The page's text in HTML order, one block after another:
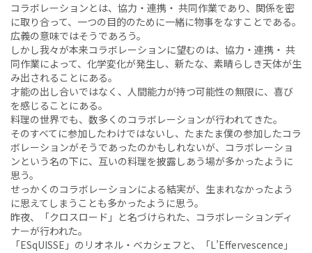
コラボレーションとは、協力・連携・ 共同作業であり、関係を密
に取り合って、一つの目的のために一緒に物事をなすことである。
広義の意味ではそうであろう。
しかし我々が本来コラボレーションに望むのは、協力・連携・ 共
同作業によって、化学変化が発生し、新たな、素晴らしき天体が生
み出されることにある。
才能の出し合いではなく、人間能力が持つ可能性の無限に、喜び
を感じることにある。
料理の世界でも、数多くのコラボレーションが行われてきた。
そのすべてに参加したわけではないし、たまたま僕の参加したコラ
ボレーションがそうであったのかもしれないが、コラボレーショ
ンという名の下に、互いの料理を披露しあう場が多かったように
思う。
せっかくのコラボレーションによる結実が、生まれなかったよう
に思えてしまうことも多かったように思う。
昨夜、「クロスロード」と名づけられた、コラボレーションディ
ナーが行われた。
「ESqUISSE」のリオネル・ベカシェフと、「L’Effervescence」